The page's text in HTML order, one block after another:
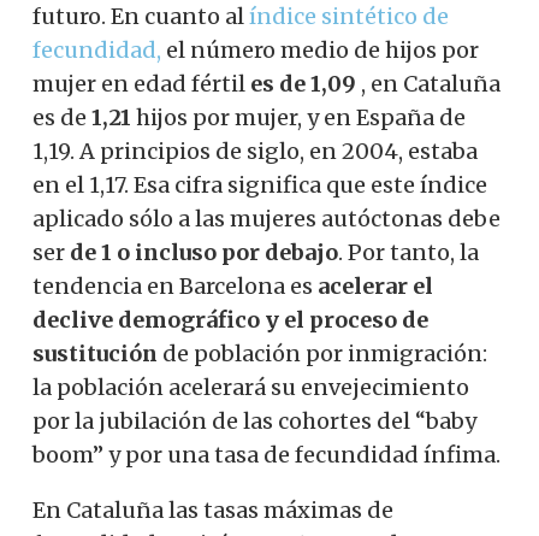
futuro. En cuanto alíndice sintético de
fecundidad, el número medio de hijos por
mujer en edad fértil es de 1,09 , en Cataluña
es de 1,21 hijos por mujer, y en España de
1,19. A principios de siglo, en 2004, estaba
en el 1,17. Esa cifra significa que este índice
aplicado sólo a las mujeres autóctonas debe
ser de 1 o incluso por debajo. Por tanto, la
tendencia en Barcelona es acelerar el
declive demográfico y el proceso de
sustitución de población por inmigración:
la población acelerará su envejecimiento
por la jubilación de las cohortes del “baby
boom” y por una tasa de fecundidad ínfima.
En Cataluña las tasas máximas de